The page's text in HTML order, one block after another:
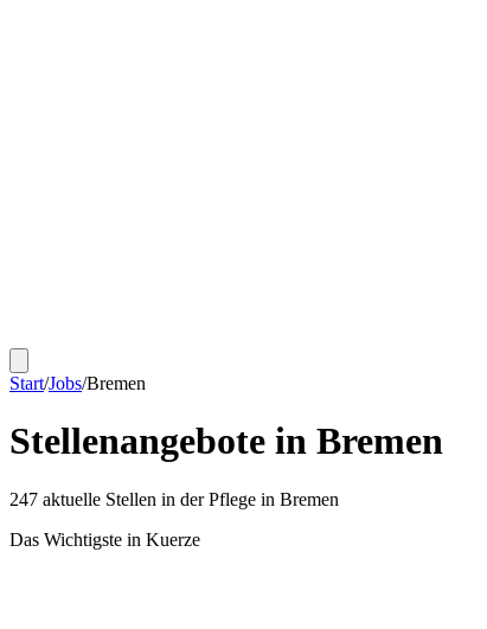
Start/Jobs/Bremen
Stellenangebote in Bremen
247 aktuelle Stellen in der Pflege in Bremen
Das Wichtigste in Kuerze